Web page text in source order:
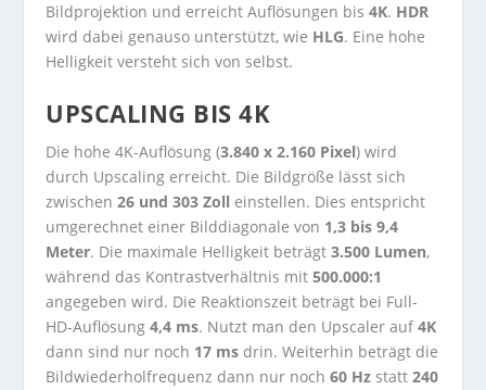
Bildprojektion und erreicht Auflösungen bis4K. HDR
wird dabei genauso unterstützt, wie HLG. Eine hohe
Helligkeit versteht sich von selbst.
UPSCALING BIS 4K
Die hohe 4K-Auflösung (3.840 x 2.160 Pixel) wird
durch Upscaling erreicht. Die Bildgröße lässt sich
zwischen26 und 303 Zoll einstellen. Dies entspricht
umgerechnet einer Bilddiagonale von 1,3 bis 9,4
Meter. Die maximale Helligkeit beträgt 3.500 Lumen,
während das Kontrastverhältnis mit500.000:1
angegeben wird. Die Reaktionszeit beträgt bei Full-
HD-Auflösung4,4 ms. Nutzt man den Upscaler auf4K
dann sind nur noch 17 ms drin. Weiterhin beträgt die
Bildwiederholfrequenz dann nur noch60 Hz statt 240